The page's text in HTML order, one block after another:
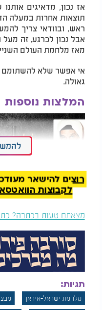
אז נכון, מדאיגים
תוצאות אחרות במעלה
ראש, ובוודאי צריך
אבל נכון לכרגע, זה
מאז מלחמת העולם
אי אפשר שלא להשתומם
גאולה.
המלצות נוספות
הרב יהודה סעדיה:
כשהתארחתי בשבת
בבית חתנו של ה"בבא
חודשים, ולהאמין
כאן יד אלוקית
לבחון מצב של צבא
קטן ממנו בכל פרמטר -
אחר כך כמעט משמיד את
בזה אחר זה בניצחון שהוא
שכתבתי למעלה? איך
ולא להגיד: "זה השם!
רוצים להישאר
לקבוצות הוואטסאפ של
מצאתם טעות בכתבה?
תגיות:
מלחמת ישראל-איראן